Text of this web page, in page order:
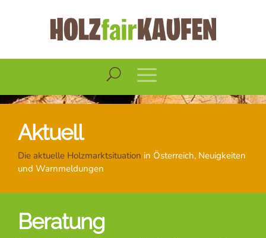
Aktuell
Die aktuelle Holzmarktsituation in Österreich, Neuigkeiten
und Warnmeldungen
Beratung